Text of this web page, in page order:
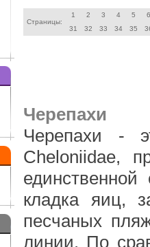
Страницы:
1 2 3 4 5
6
31
32 33 34 35
Черепахи
Черепахи -
Cheloniidae,
кладка яиц,
песчаных
линии. По